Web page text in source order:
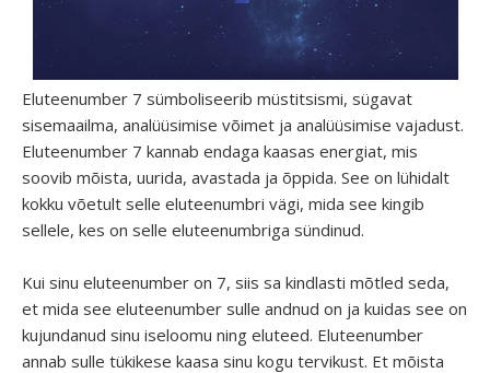
Eluteenumber 7 sümboliseerib müstitsismi, sügavat
sisemaailma, analüüsimise võimet ja analüüsimise vajadust.
Eluteenumber 7 kannab endaga kaasas energiat, mis
soovib mõista, uurida, avastada ja õppida. See on lühidalt
kokku võetult selle eluteenumbri vägi, mida see kingib
sellele, kes on selle eluteenumbriga sündinud.
Kui sinu eluteenumber on 7, siis sa kindlasti mõtled seda,
et mida see eluteenumber sulle andnud on ja kuidas see on
kujundanud sinu iseloomu ning eluteed. Eluteenumber
annab sulle tükikese kaasa sinu kogu tervikust. Et mõista